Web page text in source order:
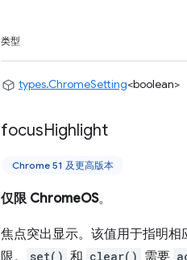
类型
types.ChromeSetting<boolean>
focusHighlight
Chrome 51 及更高版本
仅限 ChromeOS。
焦点突出显示。该值用于指明相
限。
set() 和 clear() 需要